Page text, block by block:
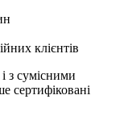
клієнтів
з сумісними
сертифіковані